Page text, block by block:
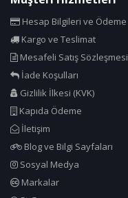
Hesap Bilgileri ve Ödeme
Kargo ve Teslimat
Mesafeli Satış Sözleşmesi
İade Koşulları
Gizlilik İlkesi (KVK)
Kapıda Ödeme
İletişim
Blog ve Bilgi Sayfaları
Sosyal Medya
Markalar